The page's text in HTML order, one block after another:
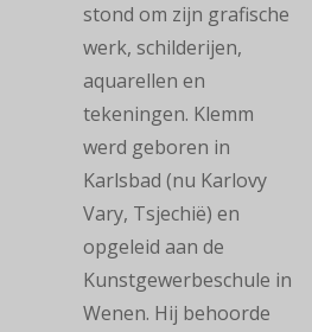
stond om zijn grafische
werk, schilderijen,
aquarellen en
tekeningen. Klemm
werd geboren in
Karlsbad (nu Karlovy
Vary, Tsjechië) en
opgeleid aan de
Kunstgewerbeschule in
Wenen. Hij behoorde